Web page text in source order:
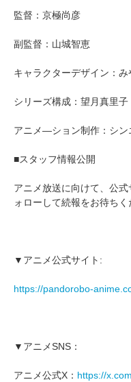
監督：京極尚彦
副監督：山城智恵
キャラクターデザイン：み
シリーズ構成：望月真里子
アニメ―ション制作：シン
■スタッフ情報公開
アニメ放送に向けて、公
ォローして続報をお待ちく
▼アニメ公式サイト:
https://pandorobo-
▼アニメSNS：
アニメ公式X： https://